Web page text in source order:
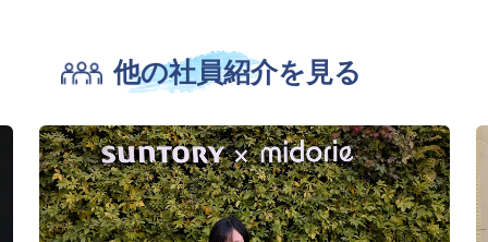
他の社員紹介を見る